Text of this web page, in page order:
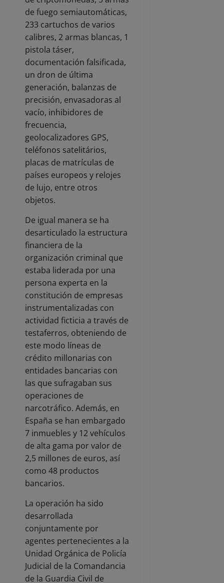
de fuego semiautomáticas,
233 cartuchos de varios
calibres, 2 armas blancas, 1
pistola táser,
documentación falsificada,
un dron de última
generación, balanzas de
precisión, envasadoras al
vacío, inhibidores de
frecuencia,
geolocalizadores GPS,
teléfonos satelitários,
placas de matrículas de
países europeos y relojes
de lujo, entre otros
objetos.
De igual manera se ha
desarticulado la estructura
financiera de la
organización criminal que
estaba liderada por una
persona experta en la
constitución de empresas
instrumentalizadas con
actividad ficticia a través de
testaferros, obteniendo de
este modo líneas de
crédito millonarias con
entidades bancarias con
las que sufragaban sus
operaciones de
narcotráfico. Además, en
España se han embargado
7 inmuebles y 12 vehículos
de alta gama por valor de
2,5 millones de euros, así
como 48 productos
bancarios.
La operación ha sido
desarrollada
conjuntamente por
agentes pertenecientes a la
Unidad Orgánica de Policía
Judicial de la Comandancia
de la Guardia Civil de